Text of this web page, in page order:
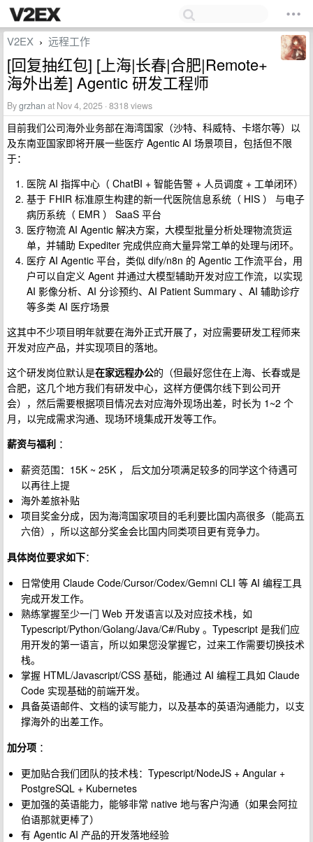
V2EX › 远程工作
[回复抽红包] [上海|长春|合肥|Remote+
海外出差] Agentic 研发工程师
Bygrzhan at Nov 4, 2025 · 8318 views
目前我们公司海外业务部在海湾国家（沙特、科威特、卡塔尔等）以
及东南亚国家即将开展一些医疗 Agentic AI 场景项目，包括但不限
于：
医院 AI 指挥中心（ ChatBI + 智能告警 + 人员调度 + 工单闭环）
基于 FHIR 标准原生构建的新一代医院信息系统（ HIS ） 与电子
病历系统（ EMR ） SaaS 平台
医疗物流 AI Agentic 解决方案，大模型批量分析处理物流货运
单，并辅助 Expediter 完成供应商大量异常工单的处理与闭环。
医疗 AI Agentic 平台，类似 dify/n8n 的 Agentic 工作流平台，用
户可以自定义 Agent 并通过大模型辅助开发对应工作流，以实现
AI 影像分析、AI 分诊预约、AI Patient Summary 、AI 辅助诊疗
等多类 AI 医疗场景
这其中不少项目明年就要在海外正式开展了，对应需要研发工程师来
开发对应产品，并实现项目的落地。
这个研发岗位默认是在家远程办公的（但最好您住在上海、长春或是
合肥，这几个地方我们有研发中心，这样方便偶尔线下到公司开
会），然后需要根据项目情况去对应海外现场出差，时长为 1~2 个
月，以完成需求沟通、现场环境集成开发等工作。
薪资与福利 ：
薪资范围：15K ~ 25K ， 后文加分项满足较多的同学这个待遇可
以再往上提
海外差旅补贴
项目奖金分成，因为海湾国家项目的毛利要比国内高很多（能高五
六倍），所以这部分奖金会比国内同类项目更有竞争力。
具体岗位要求如下：
日常使用 Claude Code/Cursor/Codex/Gemni CLI 等 AI 编程工具
完成开发工作。
熟练掌握至少一门 Web 开发语言以及对应技术栈，如
Typescript/Python/Golang/Java/C#/Ruby 。Typescript 是我们应
用开发的第一语言，所以如果您没掌握它，过来工作需要切换技术
栈。
掌握 HTML/Javascript/CSS 基础，能通过 AI 编程工具如 Claude
Code 实现基础的前端开发。
具备英语邮件、文档的读写能力，以及基本的英语沟通能力，以支
撑海外的出差工作。
加分项 ：
更加贴合我们团队的技术栈：Typescript/NodeJS + Angular +
PostgreSQL + Kubernetes
更加强的英语能力，能够非常 native 地与客户沟通（如果会阿拉
伯语那就更棒了）
有 Agentic AI 产品的开发落地经验